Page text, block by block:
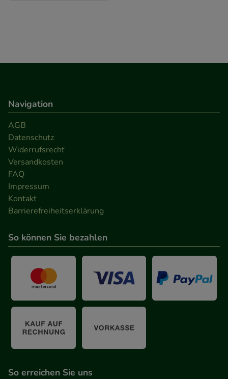
Navigation
AGB
Datenschutz
Widerrufsrecht
Versandkosten
FAQ
Impressum
Kontakt
Barrierefreiheitserklärung
So können Sie bezahlen
So erreichen Sie uns